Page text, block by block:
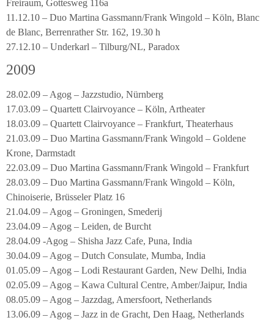
Freiraum, Gottesweg 116a
11.12.10 – Duo Martina Gassmann/Frank Wingold – Köln, Blanc
de Blanc, Berrenrather Str. 162, 19.30 h
27.12.10 – Underkarl – Tilburg/NL, Paradox
2009
28.02.09 – Agog – Jazzstudio, Nürnberg
17.03.09 – Quartett Clairvoyance – Köln, Artheater
18.03.09 – Quartett Clairvoyance – Frankfurt, Theaterhaus
21.03.09 – Duo Martina Gassmann/Frank Wingold – Goldene
Krone, Darmstadt
22.03.09 – Duo Martina Gassmann/Frank Wingold – Frankfurt
28.03.09 – Duo Martina Gassmann/Frank Wingold – Köln,
Chinoiserie, Brüsseler Platz 16
21.04.09 – Agog – Groningen, Smederij
23.04.09 – Agog – Leiden, de Burcht
28.04.09 -Agog – Shisha Jazz Cafe, Puna, India
30.04.09 – Agog – Dutch Consulate, Mumba, India
01.05.09 – Agog – Lodi Restaurant Garden, New Delhi, India
02.05.09 – Agog – Kawa Cultural Centre, Amber/Jaipur, India
08.05.09 – Agog – Jazzdag, Amersfoort, Netherlands
13.06.09 – Agog – Jazz in de Gracht, Den Haag, Netherlands